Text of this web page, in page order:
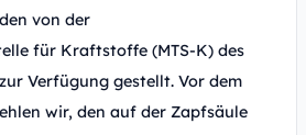
von der
für Kraftstoffe (MTS-K) des
Verfügung gestellt. Vor dem
wir, den auf der Zapfsäule